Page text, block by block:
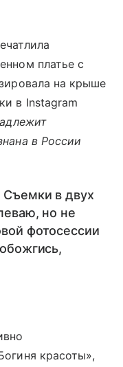
платье с
на крыше
в Instagram
в России
в двух
но не
фотосессии
красоты»,